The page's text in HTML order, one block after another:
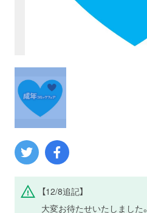
【12/8追記】
大変お待たせいたしました。
数学
コンピューター
ミリタリー
その他